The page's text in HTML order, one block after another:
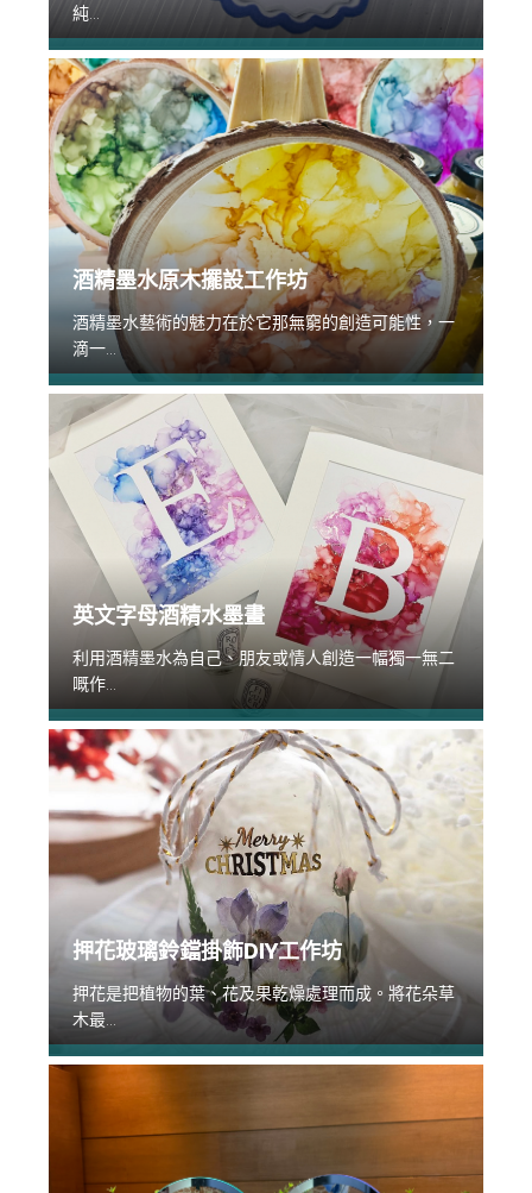
純...
酒精墨水原木擺設工作坊
酒精墨水藝術的魅力在於它那無窮的創造可能性，一
滴一...
英文字母酒精水墨畫
利用酒精墨水為自己、朋友或情人創造一幅獨一無二
嘅作...
押花玻璃鈴鐺掛飾DIY工作坊
押花是把植物的葉、花及果乾燥處理而成。將花朵草
木最...